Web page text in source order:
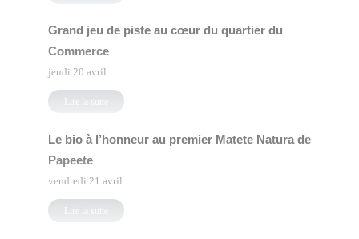
Grand jeu de piste au cœur du quartier du
Commerce
jeudi 20 avril
Lire la suite
Le bio à l’honneur au premier Matete Natura de
Papeete
vendredi 21 avril
Lire la suite